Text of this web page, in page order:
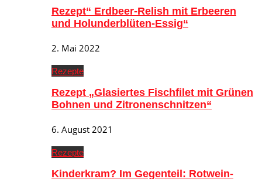
Rezept“ Erdbeer-Relish mit Erbeeren
und Holunderblüten-Essig“
2. Mai 2022
Rezepte
Rezept „Glasiertes Fischfilet mit Grünen
Bohnen und Zitronenschnitzen“
6. August 2021
Rezepte
Kinderkram? Im Gegenteil: Rotwein-